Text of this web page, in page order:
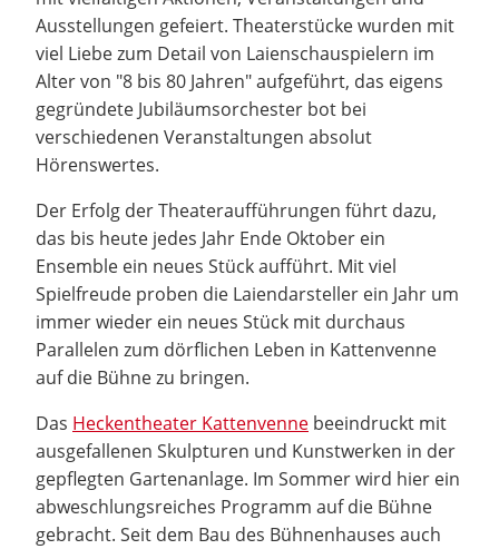
Ausstellungen gefeiert. Theaterstücke wurden mit
viel Liebe zum Detail von Laienschauspielern im
Alter von "8 bis 80 Jahren" aufgeführt, das eigens
gegründete Jubiläumsorchester bot bei
verschiedenen Veranstaltungen absolut
Hörenswertes.
Der Erfolg der Theateraufführungen führt dazu,
das bis heute jedes Jahr Ende Oktober ein
Ensemble ein neues Stück aufführt. Mit viel
Spielfreude proben die Laiendarsteller ein Jahr um
immer wieder ein neues Stück mit durchaus
Parallelen zum dörflichen Leben in Kattenvenne
auf die Bühne zu bringen.
Das Heckentheater Kattenvenne beeindruckt mit
ausgefallenen Skulpturen und Kunstwerken in der
gepflegten Gartenanlage. Im Sommer wird hier ein
abweschlungsreiches Programm auf die Bühne
gebracht. Seit dem Bau des Bühnenhauses auch